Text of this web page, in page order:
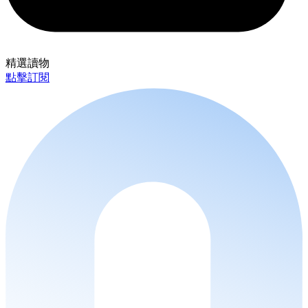
精選讀物
點擊訂閱